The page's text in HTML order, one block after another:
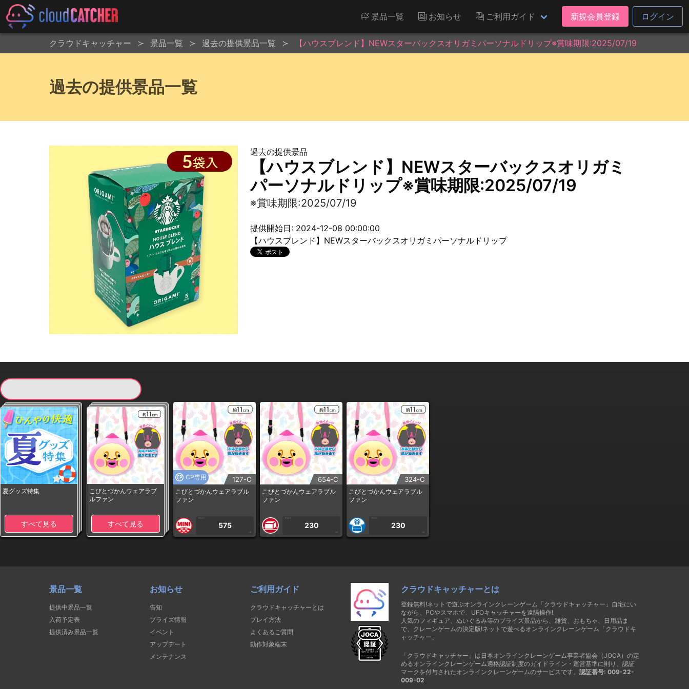
景品一覧 お知らせ ご利用ガイド 新規会員登録 ログイン
クラウドキャッチャー 景品一覧 過去の提供景品一覧 【ハウスブレンド】NEWスターバックスオリガミパーソナルドリップ※賞味期限:2025/07/19
過去の提供景品一覧
過去の提供景品
【ハウスブレンド】NEWスターバックスオリガミ
パーソナルドリップ※賞味期限:2025/07/19
※賞味期限:2025/07/19
提供開始日: 2024-12-08 00:00:00
【ハウスブレンド】NEWスターバックスオリガミパーソナルドリップ
夏グッズ特集
すべて見る
こびとづかんウェアラブ
ルファン
すべて見る
CP専用 127-C
こびとづかんウェアラブル
ファン
1PLAY
575
CP
654-C
こびとづかんウェアラブル
ファン
1PLAY
230
CP
324-C
こびとづかんウェアラブル
ファン
1PLAY
230
CP
景品一覧
提供中景品一覧
入荷予定表
提供済み景品一覧
お知らせ
告知
プライズ情報
イベント
アップデート
メンテナンス
ご利用ガイド
クラウドキャッチャーとは
プレイ方法
よくあるご質問
動作対象端末
クラウドキャッチャーとは
登録無料!ネットで遊ぶオンラインクレーンゲーム「クラウドキャッチャー」自宅にい
ながら、PCやスマホで、UFOキャッチャーを遠隔操作!
人気のフィギュア、ぬいぐるみ等のプライズ景品から、雑貨、おもちゃ、日用品ま
で、クレーンゲームの決定版!ネットで遊べるオンラインクレーンゲーム「クラウドキ
ャッチャー」
「クラウドキャッチャー」は日本オンラインクレーンゲーム事業者協会（JOCA）の定
めるオンラインクレーンゲーム適格認証制度のガイドライン・運営基準に則り、認証
マークを付与されたオンラインクレーンゲームのサービスです。 認証番号: 009-22-
009-02